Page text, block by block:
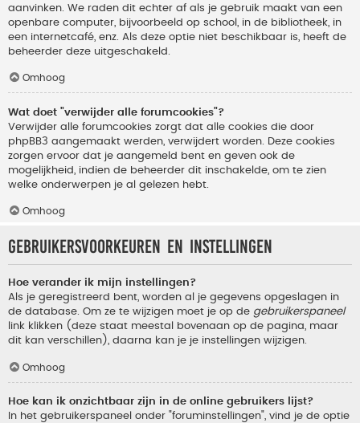
aanvinken. We raden dit echter af als je gebruik maakt van een
openbare computer, bijvoorbeeld op school, in de bibliotheek, in
een internetcafé, enz. Als deze optie niet beschikbaar is, heeft de
beheerder deze uitgeschakeld.
Omhoog
Wat doet "verwijder alle forumcookies"?
Verwijder alle forumcookies zorgt dat alle cookies die door
phpBB3 aangemaakt werden, verwijdert worden. Deze cookies
zorgen ervoor dat je aangemeld bent en geven ook de
mogelijkheid, indien de beheerder dit inschakelde, om te zien
welke onderwerpen je al gelezen hebt.
Omhoog
Gebruikersvoorkeuren en instellingen
Hoe verander ik mijn instellingen?
Als je geregistreerd bent, worden al je gegevens opgeslagen in
de database. Om ze te wijzigen moet je op de gebruikerspaneel
link klikken (deze staat meestal bovenaan op de pagina, maar
dit kan verschillen), daarna kan je je instellingen wijzigen.
Omhoog
Hoe kan ik onzichtbaar zijn in de online gebruikers lijst?
In het gebruikerspaneel onder "foruminstellingen", vind je de optie